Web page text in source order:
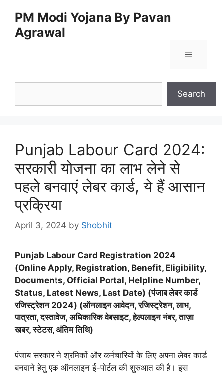
content
PM Modi Yojana By Pavan
Agrawal
Menu
Search
Punjab Labour Card 2024:
सरकारी योजना का लाभ लेने से
पहले बनवाएं लेबर कार्ड, ये हैं आसान
प्रक्रिया
April 3, 2024 by Shobhit
Punjab Labour Card Registration 2024
(Online Apply, Registration, Benefit, Eligibility,
Documents, Official Portal, Helpline Number,
Status, Latest News, Last Date) (पंजाब लेबर कार्ड
रजिस्ट्रेशन 2024) (ऑनलाइन आवेदन, रजिस्ट्रेशन, लाभ,
पात्रता, दस्तावेज, अधिकारिक वेबसाइट, हेल्पलाइन नंबर, ताज़ा
खबर, स्टेटस, अंतिम तिथि)
पंजाब सरकार ने श्रमिकों और कर्मचारियों के लिए अपना लेबर कार्ड
बनवाने हेतु एक ऑनलाइन ई-पोर्टल की शुरुआत की है। इस